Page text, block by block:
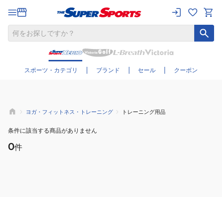
スポーツ・カテゴリ ブランド セール クーポン
さらに絞り込む
ヨガ・フィットネス・トレーニング トレーニング用品
条件に該当する商品がありません
0件